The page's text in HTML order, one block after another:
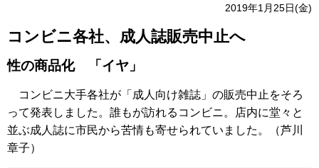
2019年1月25日(金)
コンビニ各社、成人誌販売中止へ
性の商品化 「イヤ」
コンビニ大手各社が「成人向け雑誌」の販売中止をそろ
って発表しました。誰もが訪れるコンビニ。店内に堂々と
並ぶ成人誌に市民から苦情も寄せられていました。（芦川
章子）